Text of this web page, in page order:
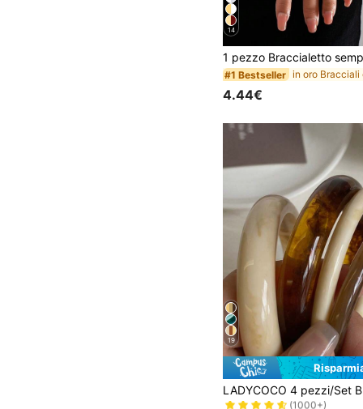
14
#1 Bestseller
4.44€
19
#4 Bestseller
(1000+)